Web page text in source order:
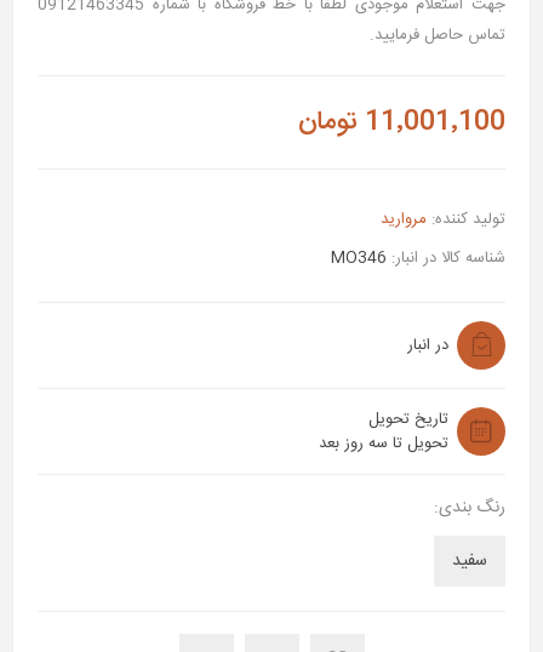
تماس حاصل فرمایید.
11٬001٬100 تومان
تولید کننده: مروارید
شناسه کالا در انبار: MO346
در انبار
تاریخ تحویل
تحویل تا سه روز بعد
رنگ بندی:
سفید